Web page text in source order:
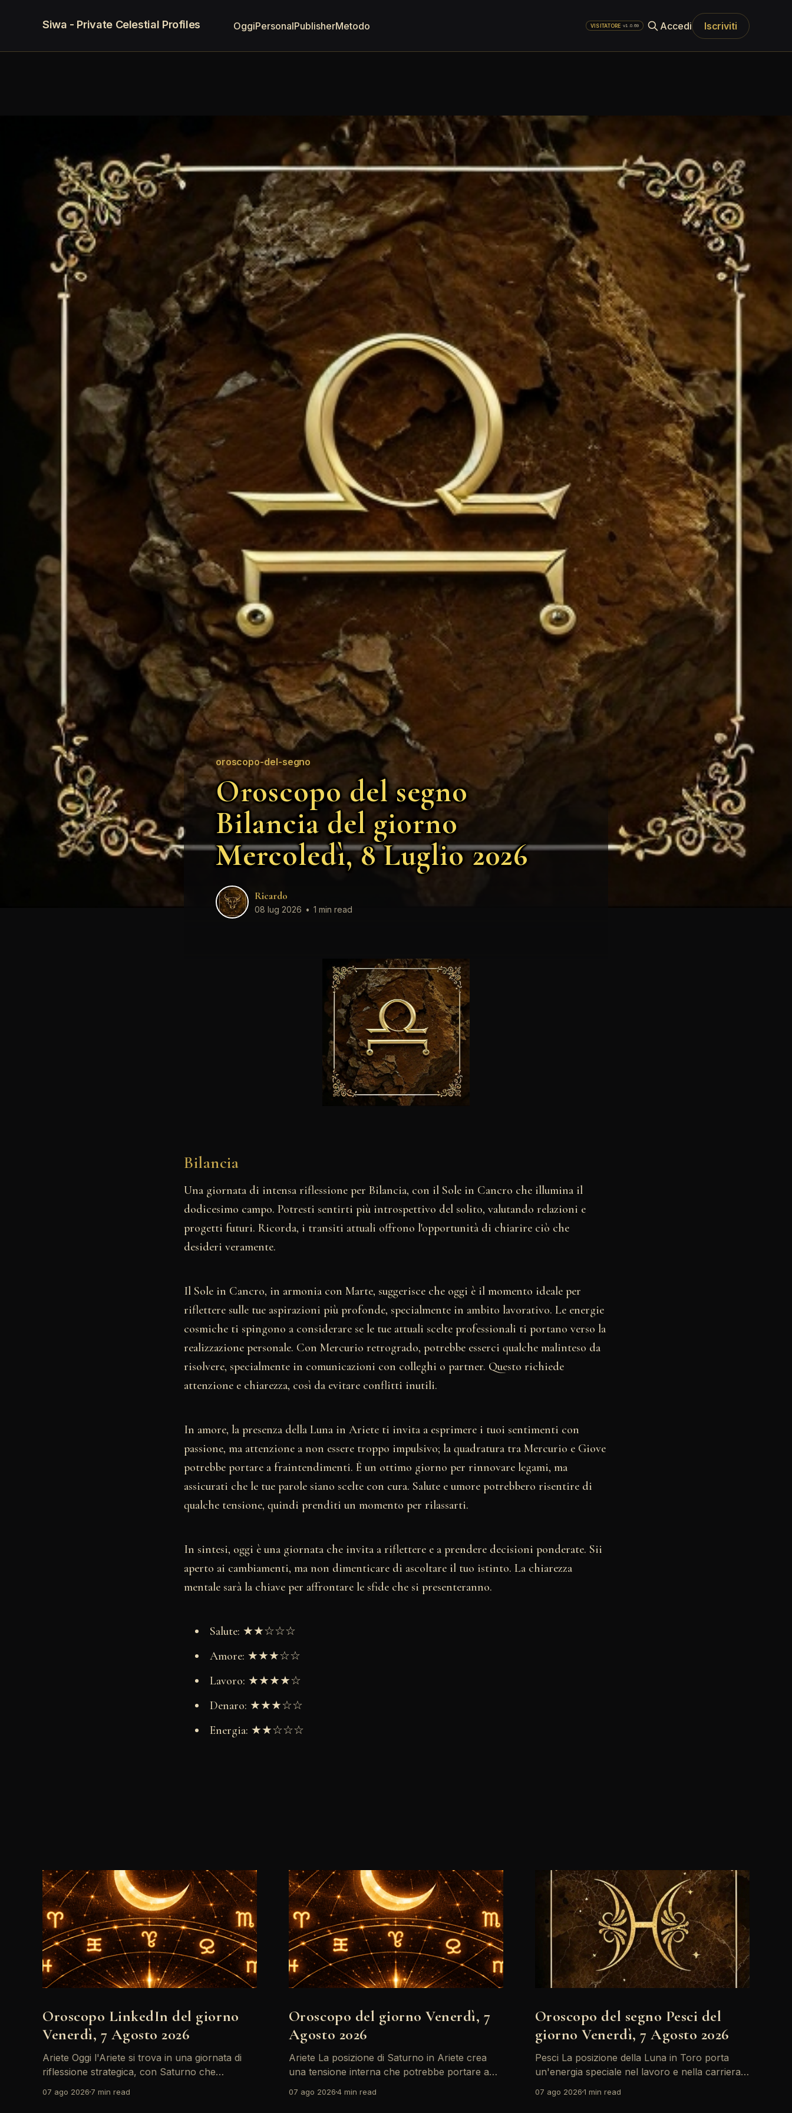
Siwa - Private Celestial Profiles OggiPersonalPublisherMetodo VISITATORE ·v1.0.69 Accedi Iscriviti
oroscopo-del-segno
Oroscopo del segno
Bilancia del giorno
Mercoledì, 8 Luglio 2026
Ricardo
08 lug 2026 • 1 min read
Bilancia
Una giornata di intensa riflessione per Bilancia, con il Sole in Cancro che illumina il
dodicesimo campo. Potresti sentirti più introspettivo del solito, valutando relazioni e
progetti futuri. Ricorda, i transiti attuali offrono l'opportunità di chiarire ciò che
desideri veramente.
Il Sole in Cancro, in armonia con Marte, suggerisce che oggi è il momento ideale per
riflettere sulle tue aspirazioni più profonde, specialmente in ambito lavorativo. Le energie
cosmiche ti spingono a considerare se le tue attuali scelte professionali ti portano verso la
realizzazione personale. Con Mercurio retrogrado, potrebbe esserci qualche malinteso da
risolvere, specialmente in comunicazioni con colleghi o partner. Questo richiede
attenzione e chiarezza, così da evitare conflitti inutili.
In amore, la presenza della Luna in Ariete ti invita a esprimere i tuoi sentimenti con
passione, ma attenzione a non essere troppo impulsivo; la quadratura tra Mercurio e Giove
potrebbe portare a fraintendimenti. È un ottimo giorno per rinnovare legami, ma
assicurati che le tue parole siano scelte con cura. Salute e umore potrebbero risentire di
qualche tensione, quindi prenditi un momento per rilassarti.
In sintesi, oggi è una giornata che invita a riflettere e a prendere decisioni ponderate. Sii
aperto ai cambiamenti, ma non dimenticare di ascoltare il tuo istinto. La chiarezza
mentale sarà la chiave per affrontare le sfide che si presenteranno.
Salute: ★★☆☆☆
Amore: ★★★☆☆
Lavoro: ★★★★☆
Denaro: ★★★☆☆
Energia: ★★☆☆☆
Oroscopo LinkedIn del giorno
Venerdì, 7 Agosto 2026
Ariete Oggi l'Ariete si trova in una giornata di
riflessione strategica, con Saturno che
momento di riconsiderare il tuo personal brand
07 ago 2026 7 min read
Oroscopo del giorno Venerdì, 7
Agosto 2026
Ariete La posizione di Saturno in Ariete crea
una tensione interna che potrebbe portare a
le paure e le insicurezze, soprattutto in ambito
07 ago 20264 min read
Oroscopo del segno Pesci del
giorno Venerdì, 7 Agosto 2026
Pesci La posizione della Luna in Toro porta
un'energia speciale nel lavoro e nella carriera.
Coeli, ci sono buone opportunità per brillare e
07 ago 20261 min read